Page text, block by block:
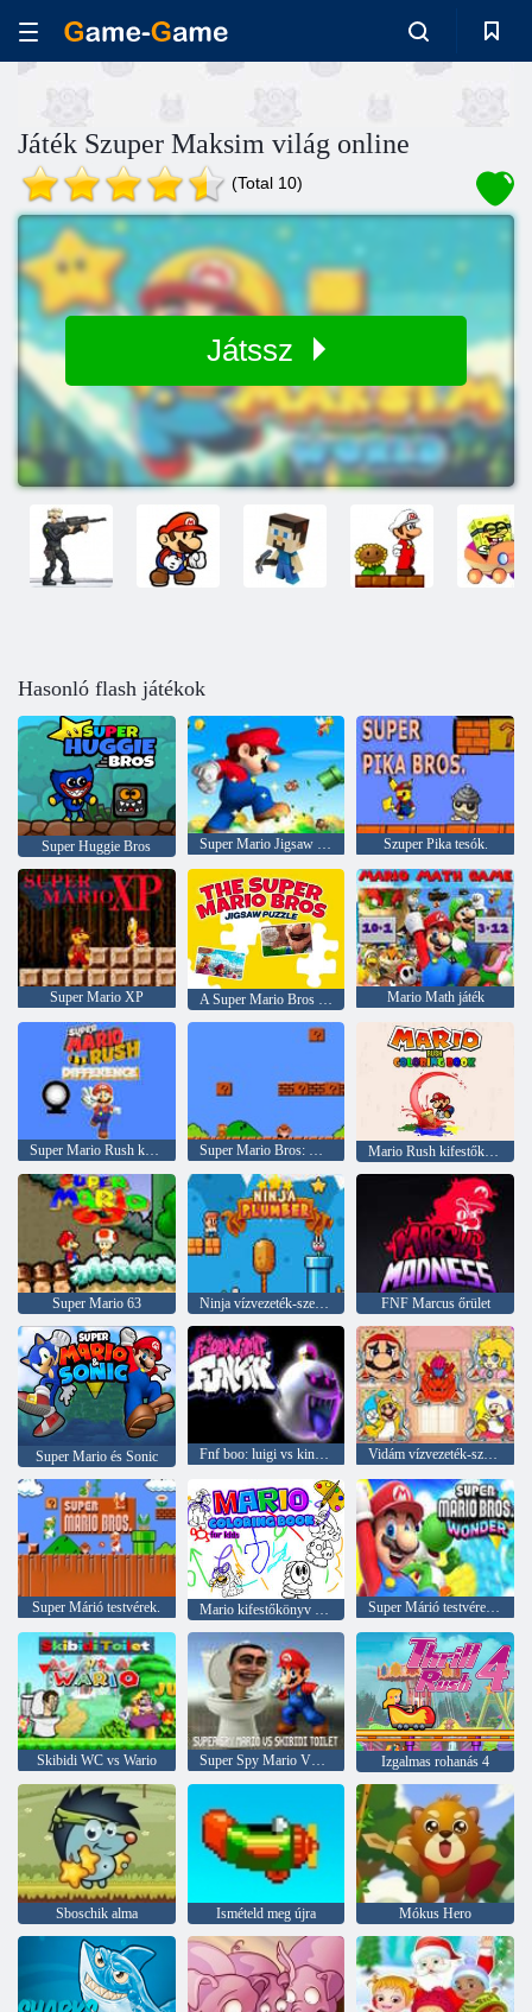
Játék Szuper Maksim világ online
(Total 10)
Játssz
Hasonló flash játékok
Super Huggie Bros Super Mario Jigsaw Puzzle: 2. évad Szuper Pika tesók.
Super Mario XP Mario Math játék
Super Mario Rush különbség Super Mario Bros: Két játékos hack Mario Rush kifestőkönyv
Super Mario 63 Ninja vízvezeték-szerelő FNF Marcus őrület
Super Mario és Sonic Fnf boo: luigi vs kingboo Vidám vízvezeték-szerelő színezés
Super Márió testvérek. Super Márió testvérek. Wonder v. 2
Skibidi WC vs Wario Super Spy Mario VS Skibidi WC Izgalmas rohanás 4
Sboschik alma Ismételd meg újra Mókus Hero